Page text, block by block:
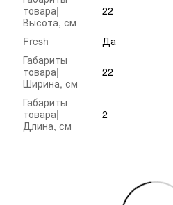
товара|
Высота, см
22
Fresh
Да
Габариты
товара|
Ширина, см
22
Габариты
товара|
Длина, см
2